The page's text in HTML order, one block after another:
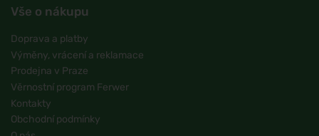
Vše o nákupu
Doprava a platby
Výměny, vrácení a reklamace
Prodejna v Praze
Věrnostní program Ferwer
Kontakty
Obchodní podmínky